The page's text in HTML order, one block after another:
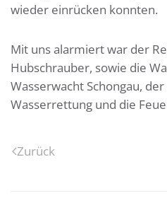
wieder einrücken konnten.
Mit uns alarmiert war der
Hubschrauber, sowie die
Wasserwacht Schongau,
Wasserrettung und die
Zurück